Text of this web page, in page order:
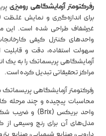
رفرکتومتر آزمایشگاهی رومیزی
غيرشفاف طراحی شده است. این
واحدهای کنترل کیفی
سهولت استفاده، دقت و قابلیت
آزمایشگاهی پریسماتک را به یک
مراکز تحقیقاتی تبدیل کرده است.
رفرکتومتر آزمایشگاهی
محاسبات پيچيده و چند مرحله
مدل‌های آن برای رنج وسیعی از
دارویی، صنایع شیمیایی، صنایع